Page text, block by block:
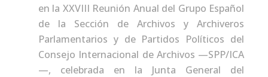
en la XXVIII Reunión Anual del Grupo Español
de la Sección de Archivos y Archiveros
Parlamentarios y de Partidos Políticos del
Consejo Internacional de Archivos —SPP/ICA
—, celebrada en la Junta General del